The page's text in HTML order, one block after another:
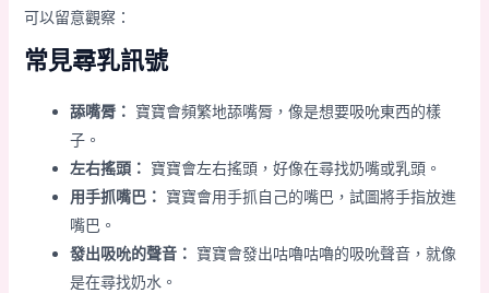
可以留意觀察：
常見尋乳訊號
舔嘴脣： 寶寶會頻繁地舔嘴脣，像是想要吸吮東西的樣
子。
左右搖頭： 寶寶會左右搖頭，好像在尋找奶嘴或乳頭。
用手抓嘴巴： 寶寶會用手抓自己的嘴巴，試圖將手指放進
嘴巴。
發出吸吮的聲音： 寶寶會發出咕嚕咕嚕的吸吮聲音，就像
是在尋找奶水。